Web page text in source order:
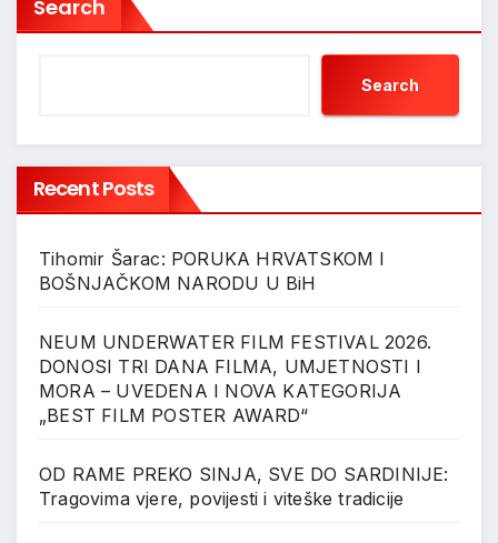
Search
Search
Recent Posts
Tihomir Šarac: PORUKA HRVATSKOM I
BOŠNJAČKOM NARODU U BiH
NEUM UNDERWATER FILM FESTIVAL 2026.
DONOSI TRI DANA FILMA, UMJETNOSTI I
MORA – UVEDENA I NOVA KATEGORIJA
„BEST FILM POSTER AWARD“
OD RAME PREKO SINJA, SVE DO SARDINIJE:
Tragovima vjere, povijesti i viteške tradicije